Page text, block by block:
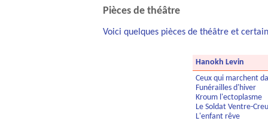
Pièces de théâtre
Voici quelques pièces de théâtre et
Hanokh Levin
Ceux qui marchent
Funérailles d'hiver
Kroum l'ectoplasme
Le Soldat Ventre-
L'enfant rêve